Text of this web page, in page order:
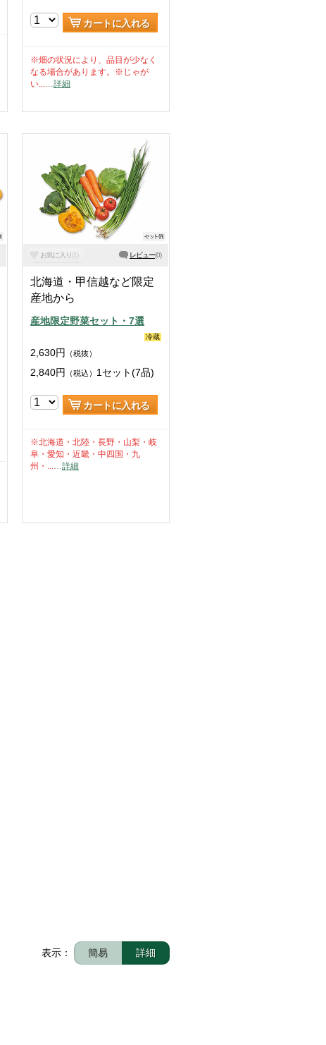
カートに入れる
※畑の状況により、品目が少なく
なる場合があります。※じゃが
い...
詳細
お気に入り(1 ) レビュー(0)
北海道・甲信越など限定
産地から
産地限定野菜セット・7選
冷蔵
2,630円 （税抜）
2,840円 （税込） 1セット(7品)
カートに入れる
※北海道・北陸・長野・山梨・岐
阜・愛知・近畿・中四国・九
州・...
詳細
表示： 簡易 詳細